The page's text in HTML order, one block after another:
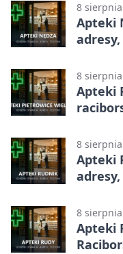
8
Apteki
8
Apteki
8
Apteki
8
Apteki